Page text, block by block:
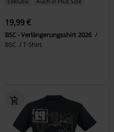
19,99 €
BSC - Verlängerungsshirt 2026
BSC
T-Shirt